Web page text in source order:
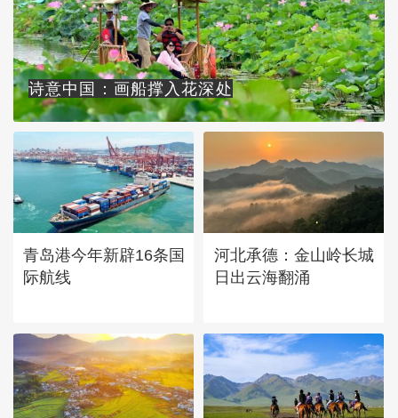
诗意中国：画船撑入花深处
青岛港今年新辟16条国
际航线
河北承德：金山岭长城
日出云海翻涌